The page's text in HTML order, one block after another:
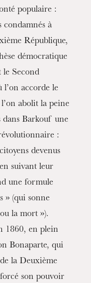
populaire :
condamnés à
République,
démocratique
le Second
accorde le
abolit la peine
Barkouf une
:
devenus
suivant leur
une formule
» (qui sonne
la mort »).
1860, en plein
Bonaparte, qui
la Deuxième
son pouvoir